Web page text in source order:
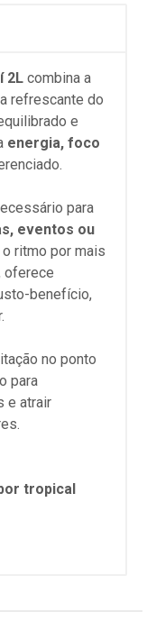
2L combina a
refrescante do
e
energia, foco
para
eventos ou
o ritmo por mais
oferece
benefício,
no ponto
para
e atrair
tropical